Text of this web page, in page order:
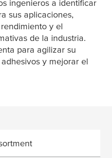
ingenieros a identificar
sus aplicaciones,
y el
de la industria.
para agilizar su
y mejorar el